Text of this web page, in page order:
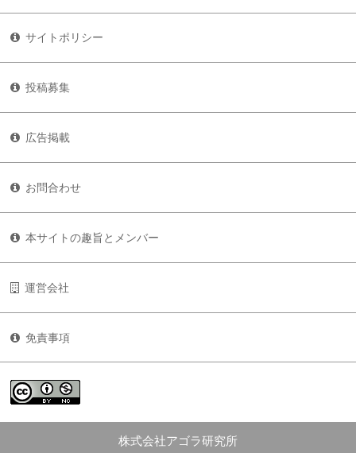
サイトポリシー
投稿募集
広告掲載
お問合わせ
本サイトの趣旨とメンバー
運営会社
免責事項
株式会社アゴラ研究所